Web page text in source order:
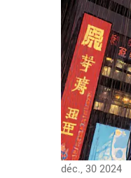
déc., 30 2024